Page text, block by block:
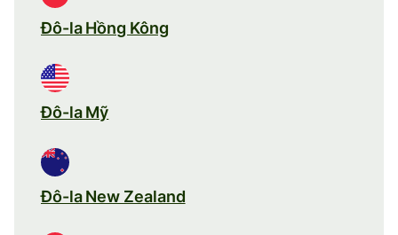
Đô-la Hồng Kông
Đô-la Mỹ
Đô-la New Zealand